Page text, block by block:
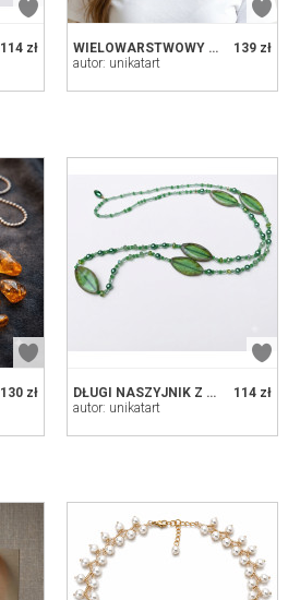
114 zł 139 zł
WIELOWARSTWOWY NASZYJNIK Z DROBNYCH KORALIKÓW - ŻYWE KOLORY (ŻÓŁTY, NIEBIESKI, POMARAŃCZOWY)
autor: unikatart
130 zł 114 zł
DŁUGI NASZYJNIK Z ZIELONYMI KORALIKAMI
autor: unikatart